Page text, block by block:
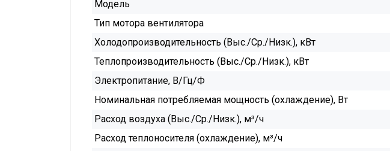
Модель
Тип мотора вентилятора
Холодопроизводительность (Выс./Ср./Низк.), кВт
Теплопроизводительность (Выс./Ср./Низк.), кВт
Электропитание, В/Гц/Ф
Номинальная потребляемая мощность (охлаждение), Вт
Расход воздуха (Выс./Ср./Низк.), м³/ч
Расход теплоносителя (охлаждение), м³/ч